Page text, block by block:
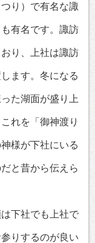
り）で有名な諏
有名です。諏訪
り、上社は諏訪
ます。冬になる
た湖面が盛り上
れを「御神渡り
様が下社にいる
と昔から伝えら
下社でも上社で
りするのが良い